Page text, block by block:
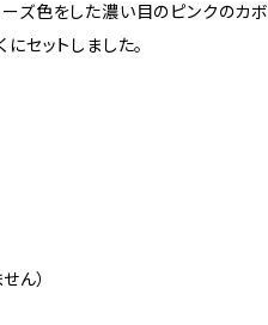
ズ色をした濃い目のピンクのカボ
セットしました。
ん）